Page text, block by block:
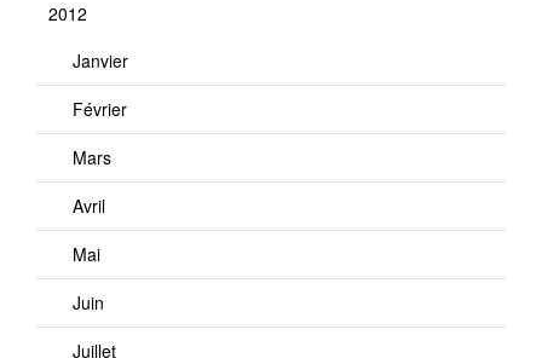
2012
Janvier
Février
Mars
Avril
Mai
Juin
Juillet